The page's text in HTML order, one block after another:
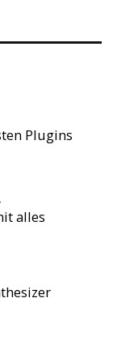
Plugins
alles